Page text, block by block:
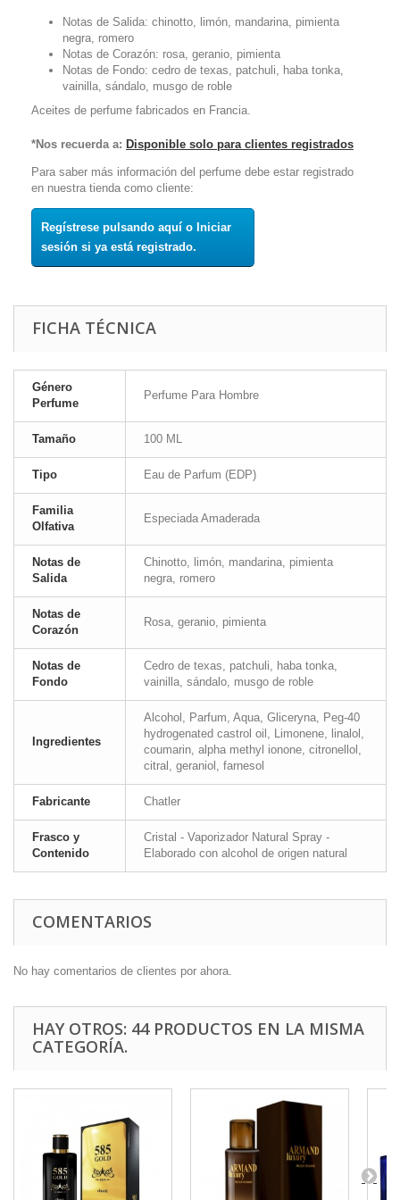
Notas de Salida: chinotto, limón, mandarina, pimienta
negra, romero
Notas de Corazón: rosa, geranio, pimienta
Notas de Fondo: cedro de texas, patchuli, haba tonka,
vainilla, sándalo, musgo de roble
Aceites de perfume fabricados en Francia.
*Nos recuerda a: Disponible solo para clientes registrados
Para saber más información del perfume debe estar registrado
en nuestra tienda como cliente:
Regístrese pulsando aquí o Iniciar
sesión si ya está registrado.
FICHA TÉCNICA
Género
Perfume
Perfume Para Hombre
Tamaño 100 ML
Tipo Eau de Parfum (EDP)
Familia
Olfativa
Especiada Amaderada
Notas de
Salida
Chinotto, limón, mandarina, pimienta
negra, romero
Notas de
Corazón
Rosa, geranio, pimienta
Notas de
Fondo
Cedro de texas, patchuli, haba tonka,
vainilla, sándalo, musgo de roble
Ingredientes
Alcohol, Parfum, Aqua, Gliceryna, Peg-40
hydrogenated castrol oil, Limonene, linalol,
coumarin, alpha methyl ionone, citronellol,
citral, geraniol, farnesol
Fabricante Chatler
Frasco y
Contenido
Cristal - Vaporizador Natural Spray -
Elaborado con alcohol de origen natural
COMENTARIOS
No hay comentarios de clientes por ahora.
HAY OTROS: 44 PRODUCTOS EN LA MISMA
CATEGORÍA.